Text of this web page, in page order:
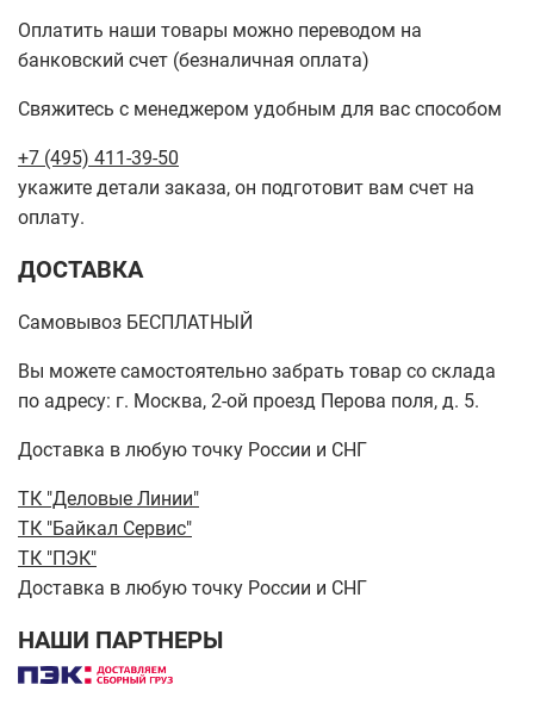
Оплатить наши товары можно переводом на
банковский счет (безналичная оплата)
Свяжитесь с менеджером удобным для вас способом
+7 (495) 411-39-50
укажите детали заказа, он подготовит вам счет на
оплату.
ДОСТАВКА
Самовывоз БЕСПЛАТНЫЙ
Вы можете самостоятельно забрать товар со склада
по адресу: г. Москва, 2-ой проезд Перова поля, д. 5.
Доставка в любую точку России и СНГ
ТК "Деловые Линии"
ТК "Байкал Сервис"
ТК "ПЭК"
Доставка в любую точку России и СНГ
НАШИ ПАРТНЕРЫ